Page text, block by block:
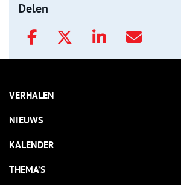
Delen
VERHALEN
NIEUWS
KALENDER
THEMA’S